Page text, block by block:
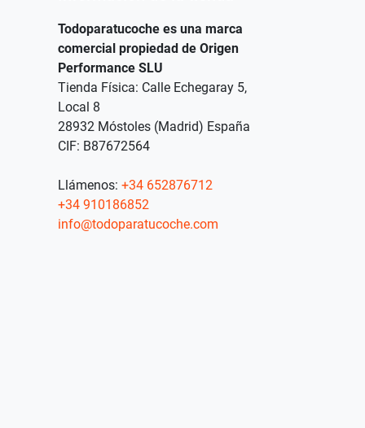
Todoparatucoche es una marca
comercial propiedad de Origen
Performance SLU
Tienda Física: Calle Echegaray 5,
Local 8
28932 Móstoles (Madrid) España
CIF: B87672564
Llámenos: +34 652876712
+34 910186852
info@todoparatucoche.com